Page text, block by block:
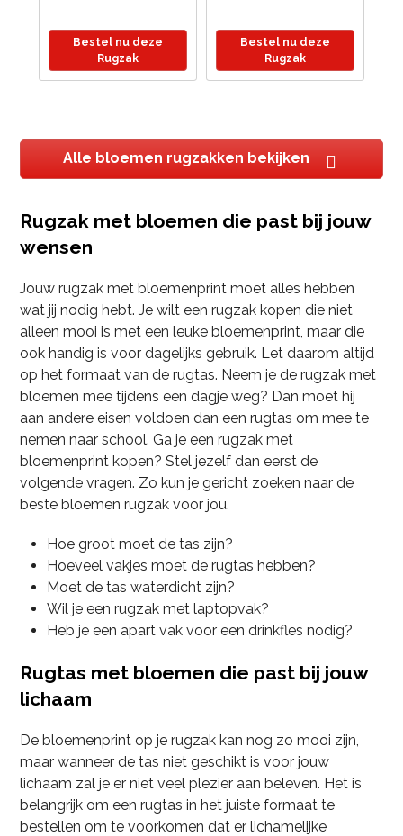
Bestel nu deze
Rugzak
school met print -
Multi - One Size -
(6097201727786)
Bestel nu deze
Rugzak
Alle bloemen rugzakken bekijken
Rugzak met bloemen die past bij jouw
wensen
Jouw rugzak met bloemenprint moet alles hebben
wat jij nodig hebt. Je wilt een rugzak kopen die niet
alleen mooi is met een leuke bloemenprint, maar die
ook handig is voor dagelijks gebruik. Let daarom altijd
op het formaat van de rugtas. Neem je de rugzak met
bloemen mee tijdens een dagje weg? Dan moet hij
aan andere eisen voldoen dan een rugtas om mee te
nemen naar school. Ga je een rugzak met
bloemenprint kopen? Stel jezelf dan eerst de
volgende vragen. Zo kun je gericht zoeken naar de
beste bloemen rugzak voor jou.
Hoe groot moet de tas zijn?
Hoeveel vakjes moet de rugtas hebben?
Moet de tas waterdicht zijn?
Wil je een rugzak met laptopvak?
Heb je een apart vak voor een drinkfles nodig?
Rugtas met bloemen die past bij jouw
lichaam
De bloemenprint op je rugzak kan nog zo mooi zijn,
maar wanneer de tas niet geschikt is voor jouw
lichaam zal je er niet veel plezier aan beleven. Het is
belangrijk om een rugtas in het juiste formaat te
bestellen om te voorkomen dat er lichamelijke